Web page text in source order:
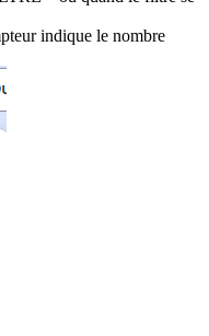
indique le nombre